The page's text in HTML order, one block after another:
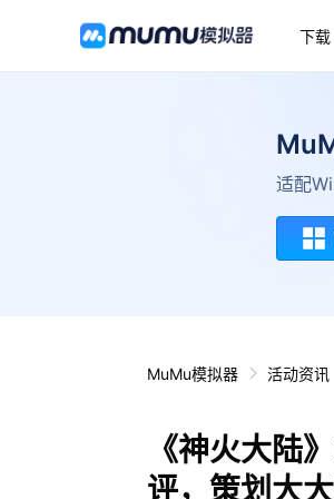
下载
适配
MuMu模拟器 活动资讯
《神火大陆
评，策划大